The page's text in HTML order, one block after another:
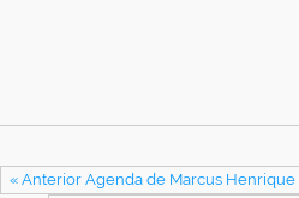
« Anterior Agenda de Marcus